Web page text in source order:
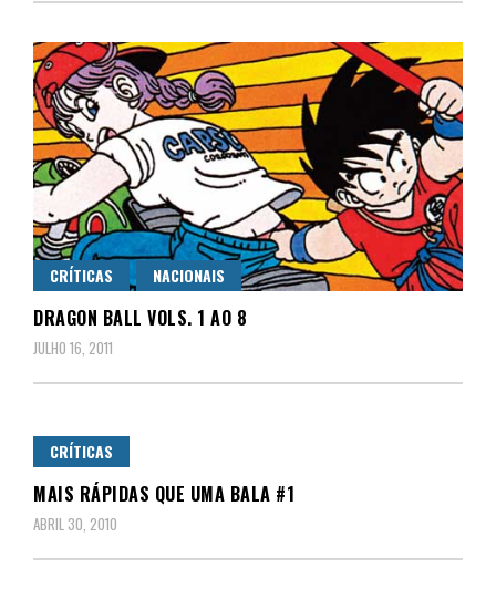
CRÍTICAS NACIONAIS
DRAGON BALL VOLS. 1 AO 8
JULHO 16, 2011
CRÍTICAS
MAIS RÁPIDAS QUE UMA BALA #1
ABRIL 30, 2010